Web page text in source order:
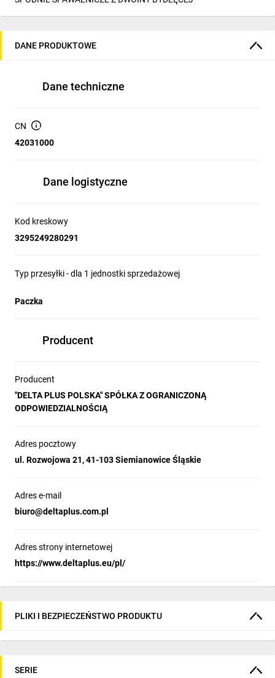
DANE PRODUKTOWE
Dane techniczne
CN
42031000
Dane logistyczne
Kod kreskowy
3295249280291
Typ przesyłki - dla 1 jednostki sprzedażowej
Paczka
Producent
Producent
"DELTA PLUS POLSKA" SPÓŁKA Z OGRANICZONĄ
ODPOWIEDZIALNOŚCIĄ
Adres pocztowy
ul. Rozwojowa 21, 41-103 Siemianowice Śląskie
Adres e-mail
biuro@deltaplus.com.pl
Adres strony internetowej
https://www.deltaplus.eu/pl/
PLIKI I BEZPIECZEŃSTWO PRODUKTU
SERIE